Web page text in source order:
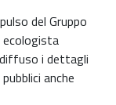
del Gruppo
ecologista
i dettagli
anche